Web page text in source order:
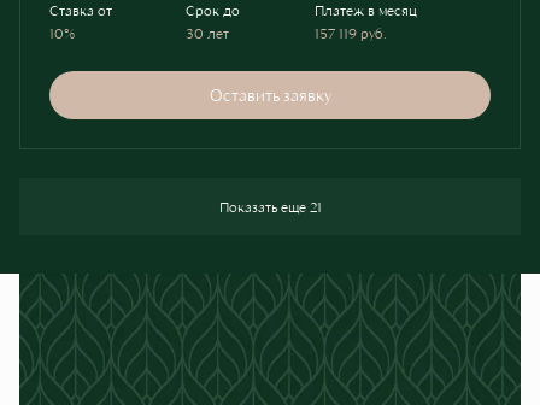
Ставка от
10%
Срок до
30 лет
Платеж в месяц
157 119 руб.
Оставить заявку
Показать еще 21